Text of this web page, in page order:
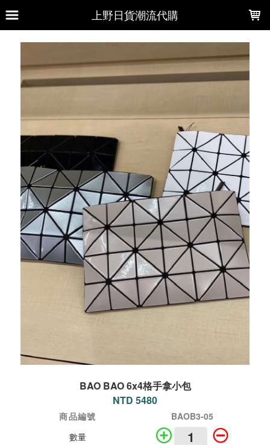
上野日貨潮流代購
BAO BAO 6x4格手拿小包
NTD 5480
商品編號
BAOB3-05
數量